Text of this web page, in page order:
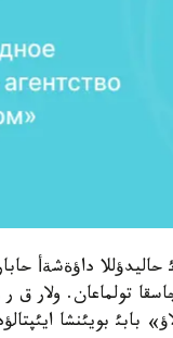
حاليدؤللا داؤةشةأ
بابئ بويئنشا